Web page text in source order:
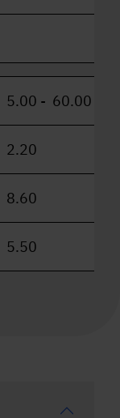
5.00 - 60.00
2.20
8.60
5.50